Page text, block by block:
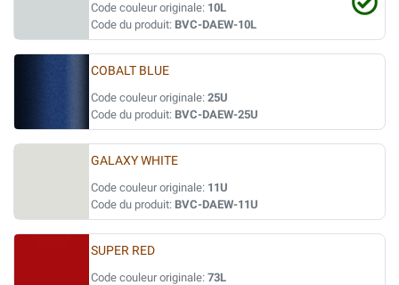
Code couleur originale: 10L
Code du produit: BVC-DAEW-10L
COBALT BLUE
Code couleur originale: 25U
Code du produit: BVC-DAEW-25U
GALAXY WHITE
Code couleur originale: 11U
Code du produit: BVC-DAEW-11U
SUPER RED
Code couleur originale: 73L